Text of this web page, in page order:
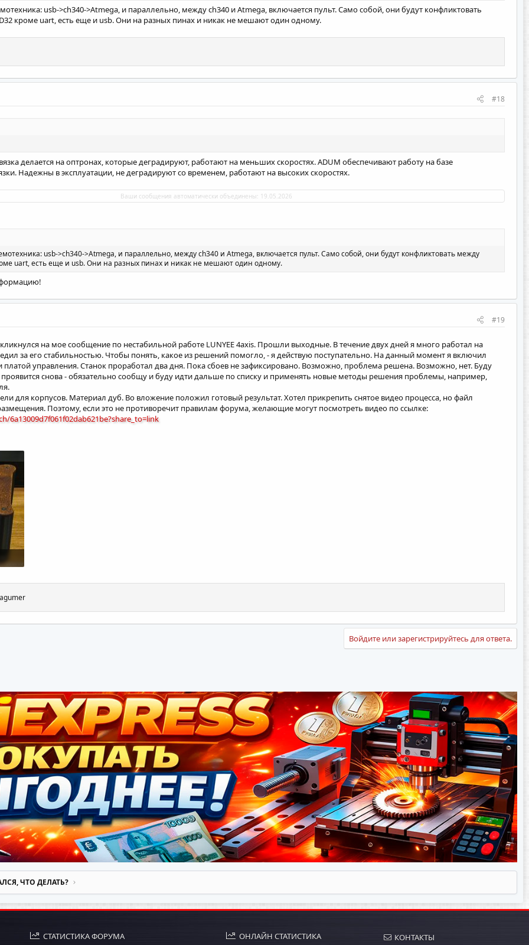
usb->ch340->Atmega, и параллельно, между ch340 и Atmega, включается пульт. Само собой, они будут конфликтовать
кроме uart, есть еще и usb. Они на разных пинах и никак не мешают один одному.
#18
делается на оптронах, которые деградируют, работают на меньших скоростях. ADUM обеспечивают работу на базе
Надежны в эксплуатации, не деградируют со временем, работают на высоких скоростях.
Ваши сообщения автоматически объединены: 19.05.2026
usb->ch340->Atmega, и параллельно, между ch340 и Atmega, включается пульт. Само собой, они будут конфликтовать между
uart, есть еще и usb. Они на разных пинах и никак не мешают один одному.
#19
на мое сообщение по нестабильной работе LUNYEE 4axis. Прошли выходные. В течение двух дней я много работал на
за его стабильностью. Чтобы понять, какое из решений помогло, - я действую поступательно. На данный момент я включил
платой управления. Станок проработал два дня. Пока сбоев не зафиксировано. Возможно, проблема решена. Возможно, нет. Буду
проявится снова - обязательно сообщу и буду идти дальше по списку и применять новые методы решения проблемы, например,
для корпусов. Материал дуб. Во вложение положил готовый результат. Хотел прикрепить снятое видео процесса, но файл
Поэтому, если это не противоречит правилам форума, желающие могут посмотреть видео по ссылке:
6a13009d7f061f02dab621be?share_to=link
Войдите или зарегистрируйтесь для ответа.
почта
ЧТО ДЕЛАТЬ?
СТАТИСТИКА ФОРУМА ОНЛАЙН СТАТИСТИКА КОНТАКТЫ